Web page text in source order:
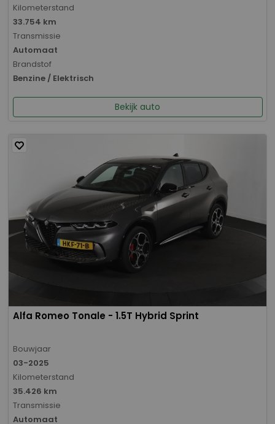
Kilometerstand
33.754 km
Transmissie
Automaat
Brandstof
Benzine / Elektrisch
Bekijk auto
Alfa Romeo Tonale - 1.5T Hybrid Sprint
Bouwjaar
03-2025
Kilometerstand
35.426 km
Transmissie
Automaat